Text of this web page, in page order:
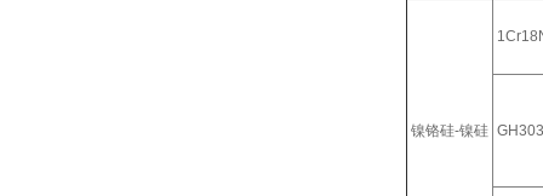
镍铬硅-镍硅